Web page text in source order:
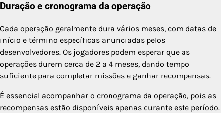
Duração e cronograma da operação
Cada operação geralmente dura vários meses, com datas de
início e término específicas anunciadas pelos
desenvolvedores. Os jogadores podem esperar que as
operações durem cerca de 2 a 4 meses, dando tempo
suficiente para completar missões e ganhar recompensas.
É essencial acompanhar o cronograma da operação, pois as
recompensas estão disponíveis apenas durante este período.